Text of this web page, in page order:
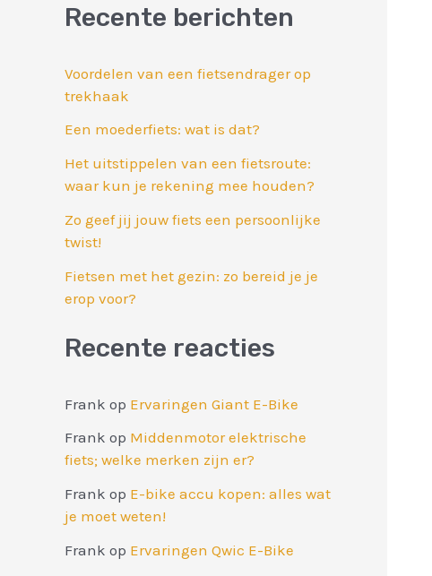
Recente berichten
Voordelen van een fietsendrager op
trekhaak
Een moederfiets: wat is dat?
Het uitstippelen van een fietsroute:
waar kun je rekening mee houden?
Zo geef jij jouw fiets een persoonlijke
twist!
Fietsen met het gezin: zo bereid je je
erop voor?
Recente reacties
Frank op Ervaringen Giant E-Bike
Frank op Middenmotor elektrische
fiets; welke merken zijn er?
Frank op E-bike accu kopen: alles wat
je moet weten!
Frank op Ervaringen Qwic E-Bike